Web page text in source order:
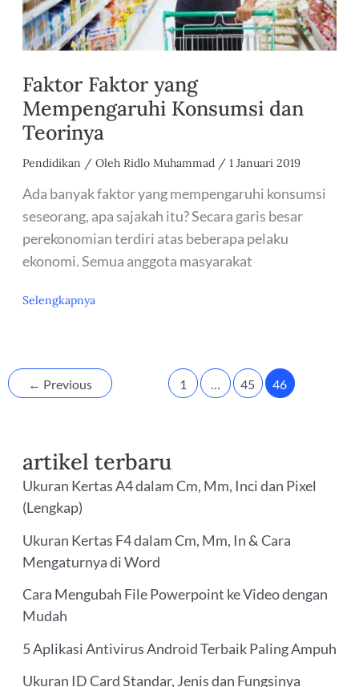
Faktor Faktor yang
Mempengaruhi Konsumsi dan
Teorinya
Pendidikan / Oleh Ridlo Muhammad / 1 Januari 2019
Ada banyak faktor yang mempengaruhi konsumsi
seseorang, apa sajakah itu? Secara garis besar
perekonomian terdiri atas beberapa pelaku
ekonomi. Semua anggota masyarakat
Faktor
Mempengaruhi
Konsumsi
Selengkapnya
← Previous 1 45 46
artikel terbaru
Ukuran Kertas A4 dalam Cm, Mm, Inci dan Pixel
(Lengkap)
Ukuran Kertas F4 dalam Cm, Mm, In & Cara
Mengaturnya di Word
Cara Mengubah File Powerpoint ke Video dengan
Mudah
5 Aplikasi Antivirus Android Terbaik Paling Ampuh
Ukuran ID Card Standar, Jenis dan Fungsinya